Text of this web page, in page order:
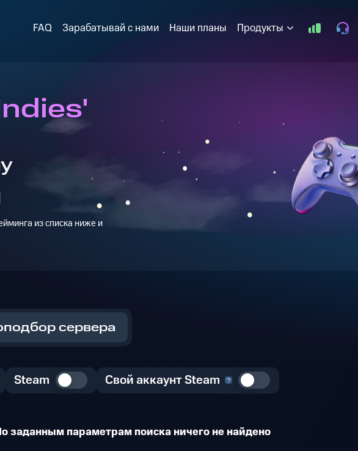
FAQ Зарабатывай с нами Наши планы Продукты
из списка ниже и
сервера
Steam Свой аккаунт Steam
заданным параметрам поиска ничего не найдено